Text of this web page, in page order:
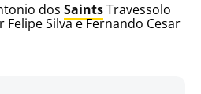
dos SaintsTravessolo
Felipe Silva e Fernando Cesar